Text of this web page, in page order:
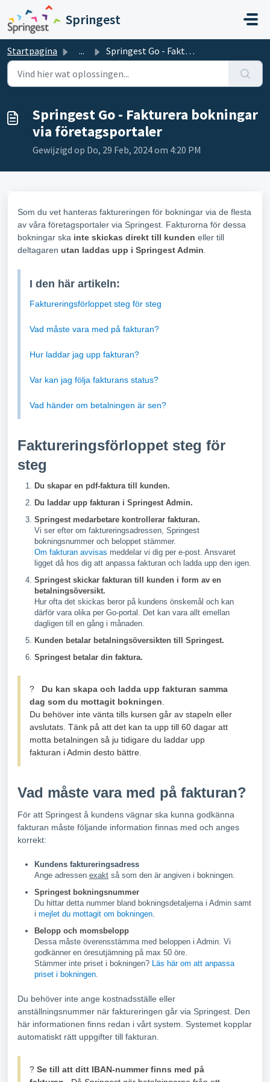
Doorgaan naar hoofdinhoud
Springest
Startpagina ... Springest Go - Fakturera bokningar via företagsportaler
Springest Go - Fakturera bokningar
via företagsportaler
Gewijzigd op Do, 29 Feb, 2024 om 4:20 PM
Som du vet hanteras faktureringen för bokningar via de flesta
av våra företagsportaler via Springest. Fakturorna för dessa
bokningar ska inte skickas direkt till kunden eller till
deltagaren utan laddas upp i Springest Admin
I den här artikeln:
Faktureringsförloppet steg för steg
Vad måste vara med på fakturan?
Hur laddar jag upp fakturan?
Var kan jag följa fakturans status?
Vad händer om betalningen är sen?
Faktureringsförloppet steg för
steg
Du skapar en pdf-faktura till kunden.
Du laddar upp fakturan i Springest Admin.
Springest medarbetare kontrollerar fakturan.
Vi ser efter om faktureringsadressen, Springest
bokningsnummer och beloppet stämmer.
Om fakturan avvisas meddelar vi dig per e-post. Ansvaret
ligget då hos dig att anpassa fakturan och ladda upp den igen.
Springest skickar fakturan till kunden i form av en
betalningsöversikt.
Hur ofta det skickas beror på kundens önskemål och kan
därför vara olika per Go-portal. Det kan vara allt emellan
dagligen till en gång i månaden.
Kunden betalar betalningsöversikten till Springest.
Springest betalar din faktura.
? Du kan skapa och ladda upp fakturan samma
dag som du mottagit bokningen
Du behöver inte vänta tills kursen går av stapeln eller
avslutats. Tänk på att det kan ta upp till 60 dagar att
motta betalningen så ju tidigare du laddar upp
fakturan i Admin desto bättre.
Vad måste vara med på fakturan?
För att Springest å kundens vägnar ska kunna godkänna
fakturan måste följande information finnas med och anges
korrekt:
Kundens faktureringsadress
Ange adressen exakt så som den är angiven i bokningen.
Springest bokningsnummer
Du hittar detta nummer bland bokningsdetaljerna i Admin samt
i mejlet du mottagit om bokningen.
Belopp och momsbelopp
Dessa måste överensstämma med beloppen i Admin. Vi
godkänner en öresutjämning på max 50 öre.
Stämmer inte priset i bokningen? Läs här om att anpassa
priset i bokningen.
Du behöver inte ange kostnadsställe eller
anställningsnummer när faktureringen går via Springest. Den
här informationen finns redan i vårt system. Systemet kopplar
automatiskt rätt uppgifter till fakturan.
? Se till att ditt IBAN-nummer finns med på